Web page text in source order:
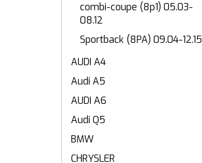
combi-coupe (8p1) 05.03-
08.12
Sportback (8PA) 09.04-12.15
AUDI A4
Audi A5
AUDI A6
Audi Q5
BMW
CHRYSLER